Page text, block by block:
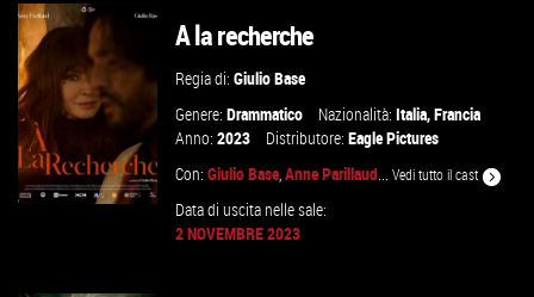
VAI ALLA SCHEDA A la recherche
Regia di:Giulio Base
Genere:Drammatico Nazionalità:Italia,Francia
Anno:2023 Distributore:Eagle Pictures
Con:Giulio Base,Anne Parillaud...Vedi tutto il cast
Data di uscita nelle sale:
2 NOVEMBRE 2023